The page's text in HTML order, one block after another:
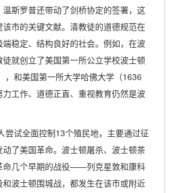
斯罗普还带动了剑桥协定的签署，这
市的关键文献。清教徒的道德规范在
稳定、结构良好的社会。例如，在波
就创立了美国第一所公立学校波士顿
，和美国第一所大学哈佛大学（1636
工作、道德正直、重视教育仍然是波
尝试全面控制13个殖民地，主要通过征
了美国革命。波士顿屠杀、波士顿茶
命几个早期的战役——列克星敦和康科
波士顿围城战，都发生在该市或附近